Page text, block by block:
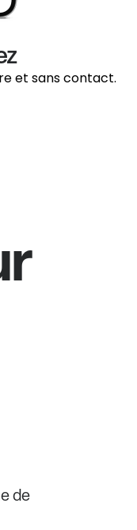
et sans contact.
de